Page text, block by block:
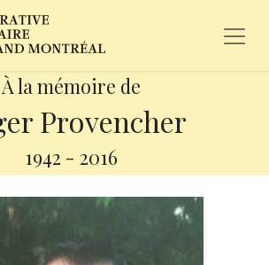
À la mémoire de
Provencher
1942 - 2016